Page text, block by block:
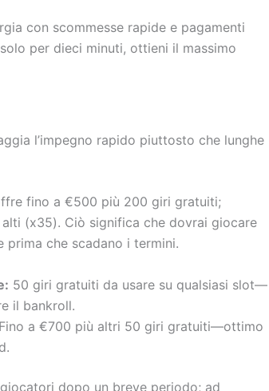
con scommesse rapide e pagamenti
per dieci minuti, ottieni il massimo
l’impegno rapido piuttosto che lunghe
fino a €500 più 200 giri gratuiti;
(x35). Ciò significa che dovrai giocare
che scadano i termini.
50 giri gratuiti da usare su qualsiasi slot—
il bankroll.
Fino a €700 più altri 50 giri gratuiti—ottimo
dopo un breve periodo; ad